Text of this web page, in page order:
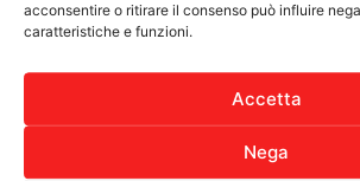
acconsentire o ritirare il consenso può influire
caratteristiche e funzioni.
Accetta
Nega
BOMBONIERE SOLIDALI